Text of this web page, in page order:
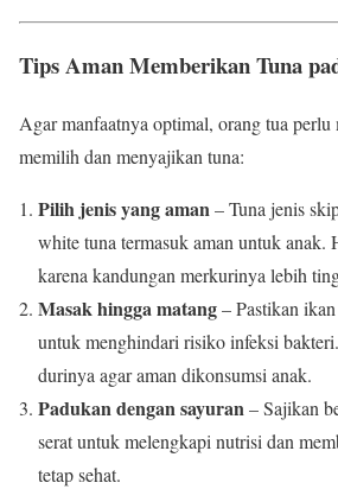
Tips Aman Memberikan Tuna
Agar manfaatnya optimal, orang tua perlu
memilih dan menyajikan tuna:
Pilih jenis yang aman – Tuna jenis
white tuna termasuk aman untuk anak.
karena kandungan merkurinya lebih
Masak hingga matang– Pastikan
untuk menghindari risiko infeksi
durinya agar aman dikonsumsi anak.
Padukan dengan sayuran – Sajikan
serat untuk melengkapi nutrisi dan
tetap sehat.